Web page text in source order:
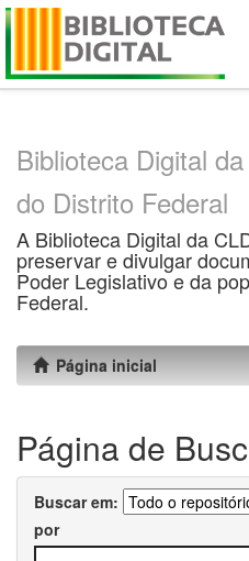
Skip
Biblioteca Digital
do Distrito Federal
A Biblioteca Digital da
preservar e divulgar
Poder Legislativo e da
Federal.
Página inicial
Página de
Buscar em:
por